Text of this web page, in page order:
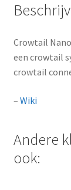
Crowtail
een crowtail
crowtail
– Wiki
Andere
ook: